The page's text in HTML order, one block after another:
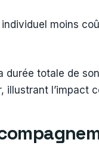
moins
totale de
l’impact